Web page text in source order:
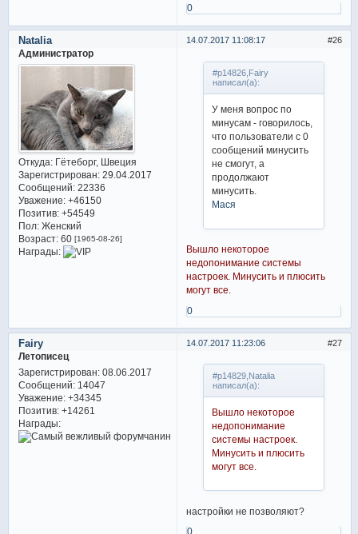
0
26
14.07.2017 11:08:17
Natalia
Администратор
Откуда:Гётеборг, Швеция
Зарегистрирован: 29.04.2017
Сообщений:22336
Уважение: +46150
Позитив: +54549
Пол:Женский
Возраст:60 [1965-08-26]
Награды:
#p14826,Fairy
написал(а):
У меня вопрос по
минусам - говорилось,
что пользователи с 0
сообщений минусить
не смогут, а
продолжают
минусить.
Мася
Вышло некоторое
недопонимание системы
настроек. Минусить и плюсить
могут все.
0
27
14.07.2017 11:23:06
Fairy
Летописец
Зарегистрирован: 08.06.2017
Сообщений:14047
Уважение: +34345
Позитив: +14261
Награды:
#p14829,Natalia
написал(а):
Вышло некоторое
недопонимание
системы настроек.
Минусить и плюсить
могут все.
настройки не позволяют?
0